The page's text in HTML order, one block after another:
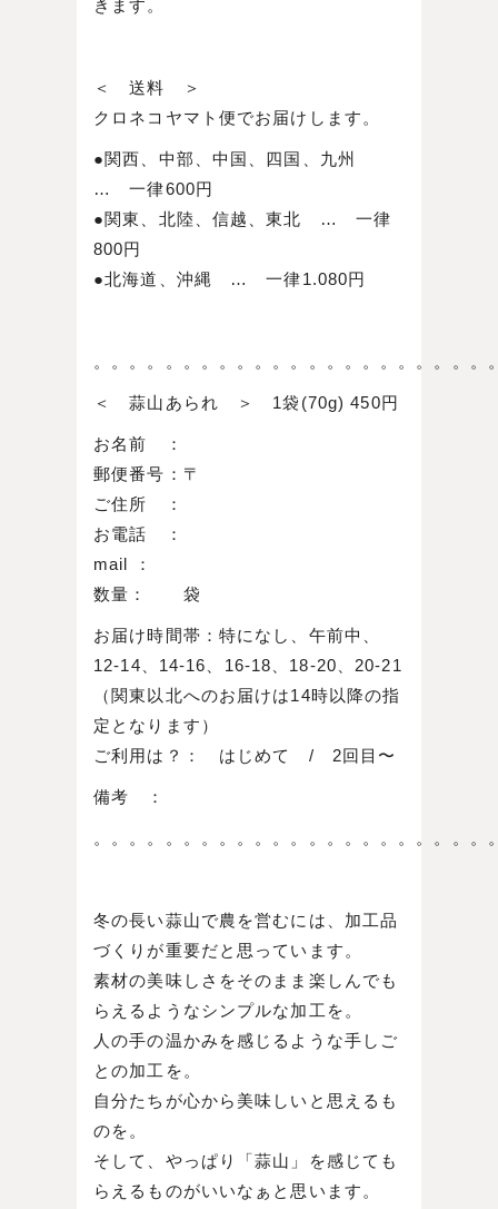
きます。
＜ 送料 ＞
クロネコヤマト便でお届けします。
●関西、中部、中国、四国、九州
… 一律600円
●関東、北陸、信越、東北 … 一律
800円
●北海道、沖縄 … 一律1.080円
。。。。。。。。。。。。。。。。。。。。。
＜ 蒜山あられ ＞ 1袋(70g) 450円
お名前 ：
郵便番号：〒
ご住所 ：
お電話 ：
mail ：
数量： 袋
お届け時間帯：特になし、午前中、
12-14、14-16、16-18、18-20、20-21
（関東以北へのお届けは14時以降の指
定となります）
ご利用は？： はじめて / 2回目〜
備考 ：
。。。。。。。。。。。。。。。。。。。。。
冬の長い蒜山で農を営むには、加工品
づくりが重要だと思っています。
素材の美味しさをそのまま楽しんでも
らえるようなシンプルな加工を。
人の手の温かみを感じるような手しご
との加工を。
自分たちが心から美味しいと思えるも
のを。
そして、やっぱり「蒜山」を感じても
らえるものがいいなぁと思います。